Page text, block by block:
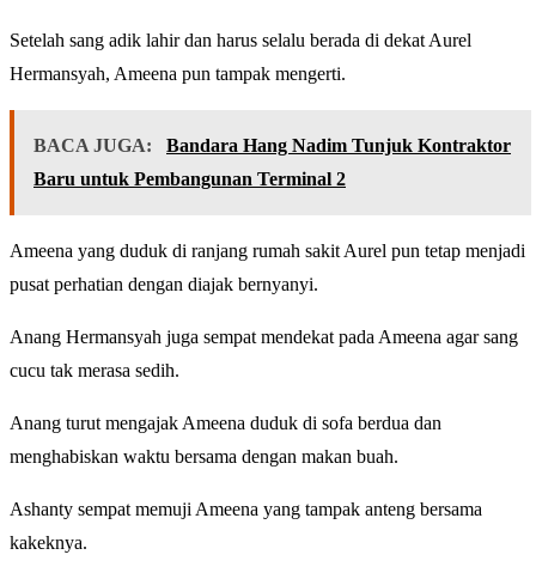
Setelah sang adik lahir dan harus selalu berada di dekat Aurel
Hermansyah, Ameena pun tampak mengerti.
BACA JUGA:
Bandara Hang Nadim Tunjuk Kontraktor
Baru untuk Pembangunan Terminal 2
Ameena yang duduk di ranjang rumah sakit Aurel pun tetap menjadi
pusat perhatian dengan diajak bernyanyi.
Anang Hermansyah juga sempat mendekat pada Ameena agar sang
cucu tak merasa sedih.
Anang turut mengajak Ameena duduk di sofa berdua dan
menghabiskan waktu bersama dengan makan buah.
Ashanty sempat memuji Ameena yang tampak anteng bersama
kakeknya.